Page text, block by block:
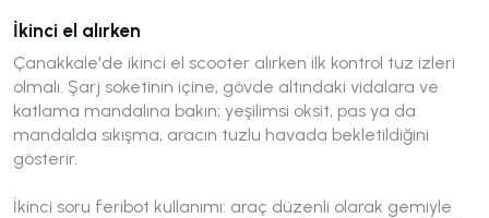
İkinci el alırken
Çanakkale'de ikinci el scooter alırken ilk kontrol tuz izleri
olmalı. Şarj soketinin içine, gövde altındaki vidalara ve
katlama mandalına bakın; yeşilimsi oksit, pas ya da
mandalda sıkışma, aracın tuzlu havada bekletildiğini
gösterir.
İkinci soru feribot kullanımı: araç düzenli olarak gemiyle